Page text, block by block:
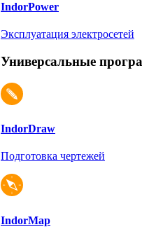
IndorPower
Эксплуатация электросетей
Универсальные
IndorDraw
Подготовка чертежей
IndorMap